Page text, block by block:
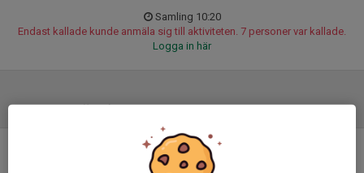
Samling 10:20
Endast kallade kunde anmäla sig till aktiviteten. 7 personer var kallade.
Logga in här
Laguppställning
Ingen uppställning ifylld